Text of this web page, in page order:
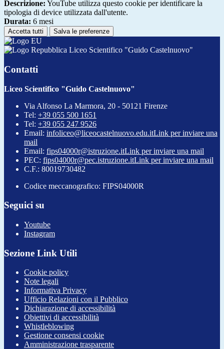
Descrizione: YouTube utilizza questo cookie per identificare la
tipologia di device utilizzata dall'utente.
Durata: 6 mesi
Accetta tutti Salva le preferenze
Liceo Scientifico "Guido Castelnuovo"
Contatti
Liceo Scientifico "Guido Castelnuovo"
Via Alfonso La Marmora, 20 - 50121 Firenze
Tel: +39 055 500 1651
Tel: +39 055 247 9526
Email: infoliceo@liceocastelnuovo.edu.itLink per inviare una
mail
Email: fips04000r@istruzione.itLink per inviare una mail
PEC: fips04000r@pec.istruzione.itLink per inviare una mail
C.F.: 80019730482
Codice meccanografico: FIPS04000R
Seguici su
Youtube
Instagram
Sezione Link Utili
Cookie policy
Note legali
Informativa Privacy
Ufficio Relazioni con il Pubblico
Dichiarazione di accessibilità
Obiettivi di accessibilità
Whistleblowing
Gestione consensi cookie
Amministrazione trasparente